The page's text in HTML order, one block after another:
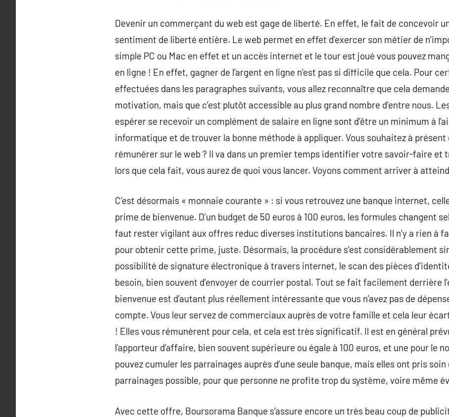
Devenir un commerçant du web est gage de liberté. En effet, le fait de concevoir
sentiment de liberté entière. Le web permet en effet d’exercer son métier de
simple PC ou Mac en effet et un accès internet et le tour est joué vous pouvez
en ligne ! En effet, gagner de l’argent en ligne n’est pas si difficile que cela. Pour
effectuées dans les paragraphes suivants, vous allez reconnaître que cela
motivation, mais que c’est plutôt accessible au plus grand nombre d’entre nous.
espérer se recevoir un complément de salaire en ligne sont d’être un minimum à
informatique et de trouver la bonne méthode à appliquer. Vous souhaitez à
rémunérer sur le web ? Il va dans un premier temps identifier votre savoir-faire et
lors que cela fait, vous aurez de quoi vous lancer. Voyons comment arriver à
C’est désormais « monnaie courante » : si vous retrouvez une banque internet,
prime de bienvenue. D’un budget de 50 euros à 100 euros, les formules changent
faut rester vigilant aux offres reduc diverses institutions bancaires. Il n’y a rien à
pour obtenir cette prime, juste. Désormais, la procédure s’est considérablement
possibilité de signature électronique à travers internet, le scan des pièces
besoin, bien souvent d’envoyer de courrier postal. Tout se fait facilement derrière
bienvenue est d’autant plus réellement intéressante que vous n’avez pas de
compte. Vous leur servez de commerciaux auprès de votre famille et cela leur
! Elles vous rémunèrent pour cela, et cela est très significatif. Il est en général
l’apporteur d’affaire, bien souvent supérieure ou égale à 100 euros, et une pour le
pouvez cumuler les parrainages auprès d’une seule banque, mais elles ont pris
parrainages possible, pour que personne ne profite trop du système, voire même
Avec cette offre, Boursorama Banque s’assure encore un très beau coup de